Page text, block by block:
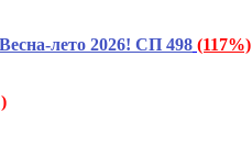
лето 2026! СП 498 (117%)